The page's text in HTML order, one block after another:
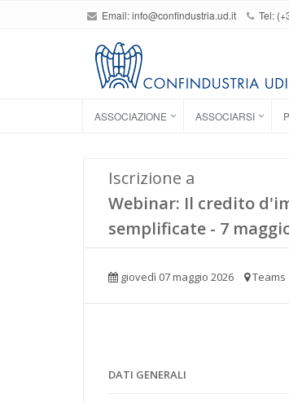
Email:info@confindustria.ud.it Tel:
ASSOCIAZIONE ASSOCIARSI
Iscrizione a
Webinar: Il credito
semplificate - 7
giovedì 07 maggio 2026 Teams
DATI GENERALI